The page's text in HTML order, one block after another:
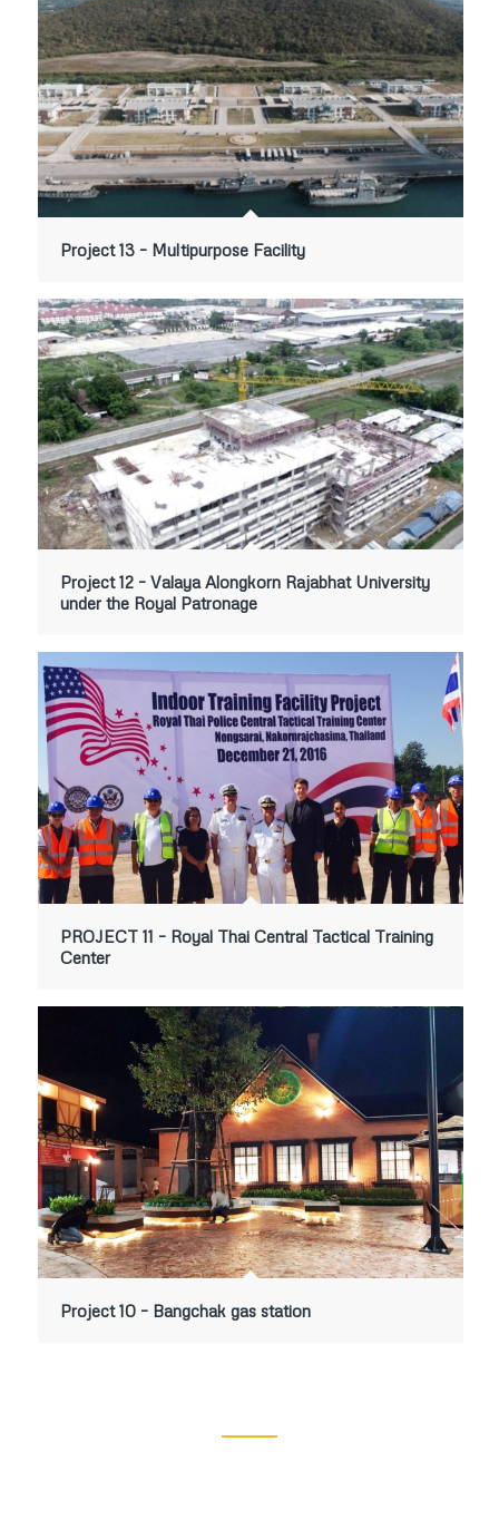
Project 13 – Multipurpose Facility
Project 12 – Valaya Alongkorn Rajabhat University
under the Royal Patronage
PROJECT 11 – Royal Thai Central Tactical Training
Center
Project 10 – Bangchak gas station